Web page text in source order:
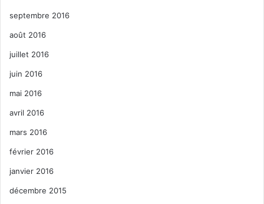
septembre 2016
août 2016
juillet 2016
juin 2016
mai 2016
avril 2016
mars 2016
février 2016
janvier 2016
décembre 2015